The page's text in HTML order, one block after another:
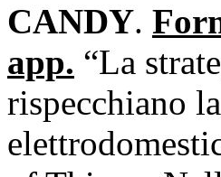
CANDY.
app. “La
rispecchiano